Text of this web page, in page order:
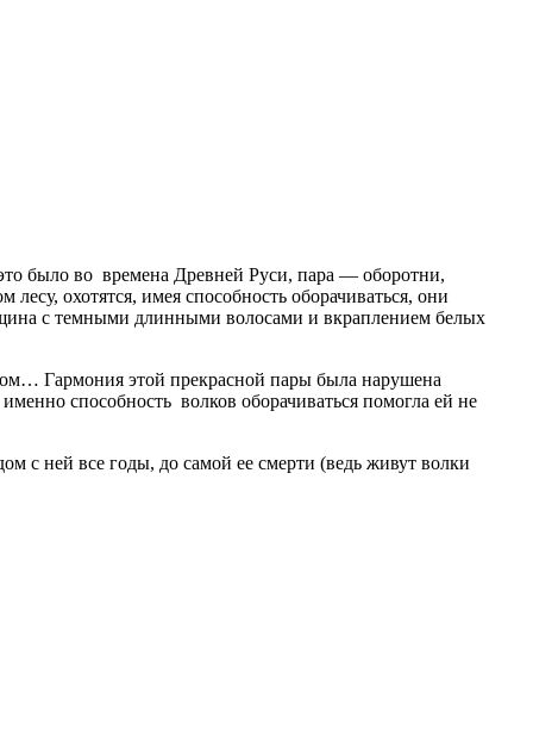
было во времена Древней Руси, пара — оборотни,
охотятся, имея способность оборачиваться, они
с темными длинными волосами и вкраплением белых
Гармония этой прекрасной пары была нарушена
способность волков оборачиваться помогла ей не
с ней все годы, до самой ее смерти (ведь живут волки